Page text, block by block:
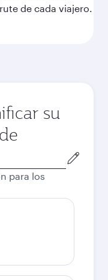
de cada viajero.
su
para los